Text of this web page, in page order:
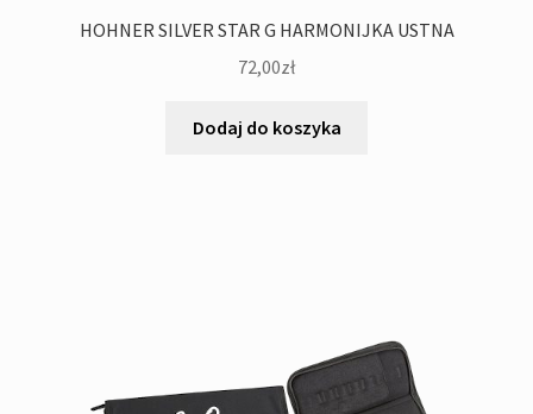
HOHNER SILVER STAR G HARMONIJKA USTNA
72,00zł
Dodaj do koszyka